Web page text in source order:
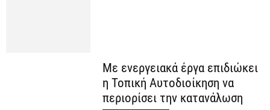
Με ενεργειακά έργα επιδιώκει
η Τοπική Αυτοδιοίκηση να
περιορίσει την κατανάλωση